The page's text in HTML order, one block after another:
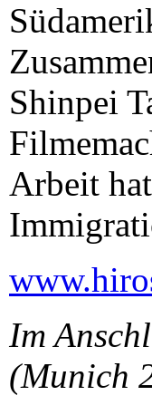
Shinpei
Arbeit
Im
(Munich